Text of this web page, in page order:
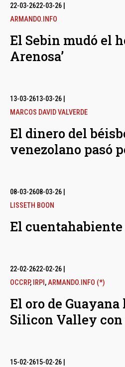
22-03-2622-03-26
ARMANDO.INFO
El Sebin mudó el
Arenosa’
13-03-2613-03-26
MARCOS DAVID VALVERDE
El dinero del
venezolano pasó
08-03-2608-03-26
LISSETH BOON
El
22-02-2622-02-26
OCCRP, IRPI ,ARMANDO.INFO (*)
El oro de
Silicon Valley
15-02-2615-02-26